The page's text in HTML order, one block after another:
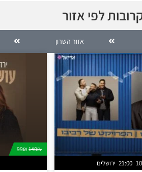
לפי אזור
אזור השרון
ירושלים 21:00
140₪
99₪